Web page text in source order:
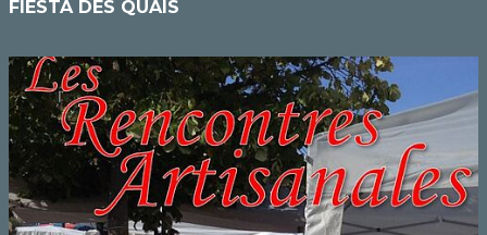
FIESTA DES QUAIS